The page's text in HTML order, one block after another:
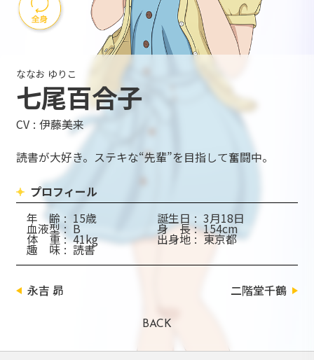
ななお ゆりこ
七尾百合子
CV 伊藤美来
読書が大好き。ステキな“先輩”を目指して奮闘中。
プロフィール
年
齢 15歳 誕生日 3月18日
血液型 B 身 長 154cm
体 重 41kg 出身地 東京都
趣 味 読書
永吉 昴 二階堂千鶴
BACK